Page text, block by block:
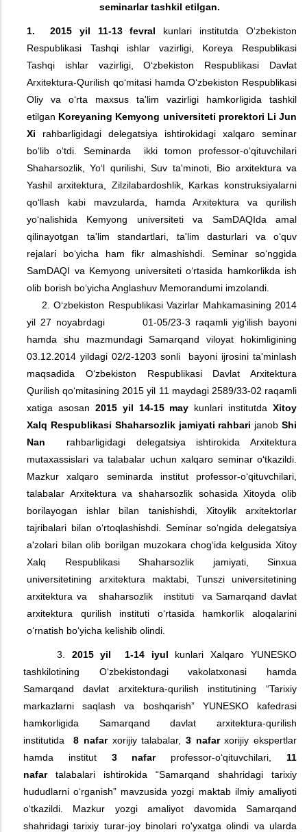
seminarlar tashkil etilgan.
1. 2015 yil 11-13 fevral kunlari institutda O‘zbekiston
Respublikasi Tashqi ishlar vazirligi, Koreya Respublikasi
Tashqi ishlar vazirligi, O‘zbekiston Respublikasi Davlat
Arxitektura-Qurilish qo‘mitasi hamda O‘zbekiston Respublikasi
Oliy va o‘rta maxsus ta'lim vazirligi hamkorligida tashkil
etilgan Koreyaning Kemyong universiteti prorektori Li Jun
Xi rahbarligidagi delegatsiya ishtirokidagi xalqaro seminar
bo‘lib o‘tdi. Seminarda ikki tomon professor-o‘qituvchilari
Shaharsozlik, Yo‘l qurilishi, Suv ta'minoti, Bio arxitektura va
Yashil arxitektura, Zilzilabardoshlik, Karkas konstruksiyalarni
qo‘llash kabi mavzularda, hamda Arxitektura va qurilish
yo‘nalishida Kemyong universiteti va SamDAQIda amal
qilinayotgan ta'lim standartlari, ta'lim dasturlari va o‘quv
rejalari bo‘yicha ham fikr almashishdi. Seminar so‘nggida
SamDAQI va Kemyong universiteti o‘rtasida hamkorlikda ish
olib borish bo‘yicha Anglashuv Memorandumi imzolandi.
2. O‘zbekiston Respublikasi Vazirlar Mahkamasining 2014
yil 27 noyabrdagi 01-05/23-3 raqamli yig‘ilish bayoni
hamda shu mazmundagi Samarqand viloyat hokimligining
03.12.2014 yildagi 02/2-1203 sonli bayoni ijrosini ta'minlash
maqsadida O‘zbekiston Respublikasi Davlat Arxitektura
Qurilish qo‘mitasining 2015 yil 11 maydagi 2589/33-02 raqamli
xatiga asosan 2015 yil 14-15 may kunlari institutda Xitoy
Xalq Respublikasi Shaharsozlik jamiyati rahbari janobShi
Nan rahbarligidagi delegatsiya ishtirokida Arxitektura
mutaxassislari va talabalar uchun xalqaro seminar o‘tkazildi.
Mazkur xalqaro seminarda institut professor-o‘qituvchilari,
talabalar Arxitektura va shaharsozlik sohasida Xitoyda olib
borilayogan ishlar bilan tanishishdi, Xitoylik arxitektorlar
tajribalari bilan o‘rtoqlashishdi. Seminar so‘ngida delegatsiya
a'zolari bilan olib borilgan muzokara chog‘ida kelgusida Xitoy
Xalq Respublikasi Shaharsozlik jamiyati, Sinxua
universitetining arxitektura maktabi, Tunszi universitetining
arxitektura va shaharsozlik instituti va Samarqand davlat
arxitektura qurilish instituti o‘rtasida hamkorlik aloqalarini
o‘rnatish bo‘yicha kelishib olindi.
3. 2015 yil 1-14 iyul kunlari Xalqaro YUNESKO
tashkilotining O‘zbekistondagi vakolatxonasi hamda
Samarqand davlat arxitektura-qurilish institutining “Tarixiy
markazlarni saqlash va boshqarish” YUNESKO kafedrasi
hamkorligida Samarqand davlat arxitektura-qurilish
institutida8 nafarxorijiy talabalar, 3 nafarxorijiy ekspertlar
hamda institut 3 nafarprofessor-o‘qituvchilari, 11
nafartalabalari ishtirokida “Samarqand shahridagi tarixiy
hududlarni o‘rganish” mavzusida yozgi maktab ilmiy amaliyoti
o‘tkazildi. Mazkur yozgi amaliyot davomida Samarqand
shahridagi tarixiy turar-joy binolari ro'yxatga olindi va ularda